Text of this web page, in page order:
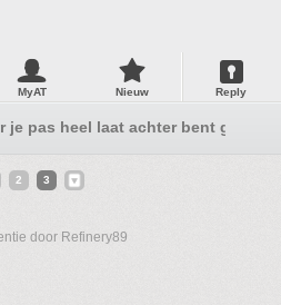
MyAT Nieuw Reply
je pas heel laat achter bent
2 3
door Refinery89